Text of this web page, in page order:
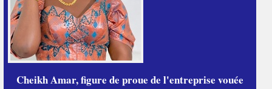
Cheikh Amar, figure de proue de l'entreprise vouée